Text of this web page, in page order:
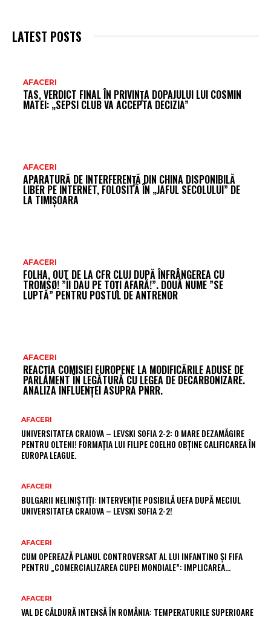
LATEST POSTS
AFACERI
TAS, VERDICT FINAL ÎN PRIVINȚA DOPAJULUI LUI COSMIN
MATEI: „SEPSI CLUB VA ACCEPTA DECIZIA”
AFACERI
APARATURĂ DE INTERFERENȚĂ DIN CHINA DISPONIBILĂ
LIBER PE INTERNET, FOLOSITĂ ÎN „JAFUL SECOLULUI” DE
LA TIMIȘOARA
AFACERI
FOLHA, OUT DE LA CFR CLUJ DUPĂ ÎNFRÂNGEREA CU
TROMSØ! ”ÎI DAU PE TOȚI AFARĂ!”. DOUĂ NUME ”SE
LUPTĂ” PENTRU POSTUL DE ANTRENOR
AFACERI
REACȚIA COMISIEI EUROPENE LA MODIFICĂRILE ADUSE DE
PARLAMENT ÎN LEGĂTURĂ CU LEGEA DE DECARBONIZARE.
ANALIZA INFLUENȚEI ASUPRA PNRR.
AFACERI
UNIVERSITATEA CRAIOVA – LEVSKI SOFIA 2-2: O MARE DEZAMĂGIRE
PENTRU OLTENI! FORMAȚIA LUI FILIPE COELHO OBȚINE CALIFICAREA ÎN
EUROPA LEAGUE.
AFACERI
BULGARII NELINIȘTIȚI: INTERVENȚIE POSIBILĂ UEFA DUPĂ MECIUL
UNIVERSITATEA CRAIOVA – LEVSKI SOFIA 2-2!
AFACERI
CUM OPEREAZĂ PLANUL CONTROVERSAT AL LUI INFANTINO ȘI FIFA
PENTRU „COMERCIALIZAREA CUPEI MONDIALE”: IMPLICAREA…
AFACERI
VAL DE CĂLDURĂ INTENSĂ ÎN ROMÂNIA: TEMPERATURILE SUPERIOARE